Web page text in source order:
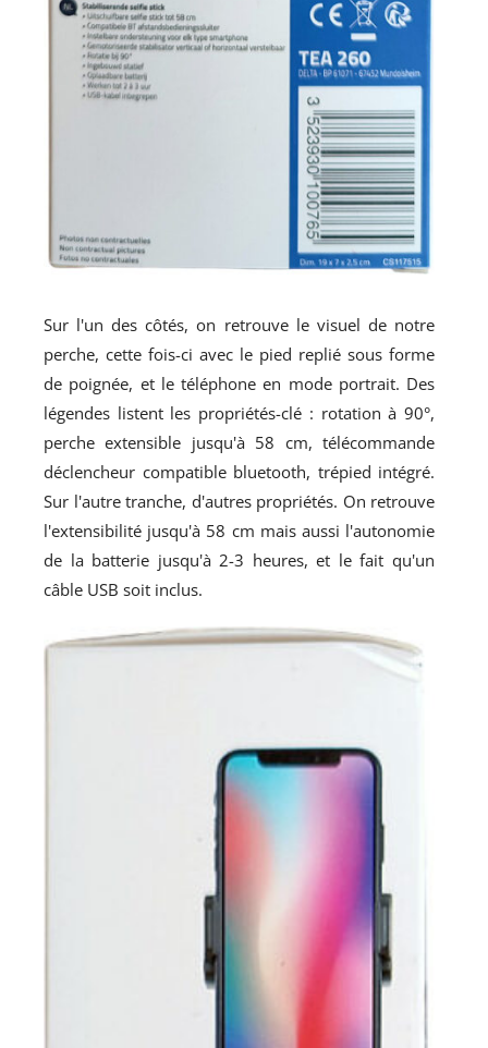
Sur l'un des côtés, on retrouve le visuel de notre
perche, cette fois-ci avec le pied replié sous forme
de poignée, et le téléphone en mode portrait. Des
légendes listent les propriétés-clé : rotation à 90°,
perche extensible jusqu'à 58 cm, télécommande
déclencheur compatible bluetooth, trépied intégré.
Sur l'autre tranche, d'autres propriétés. On retrouve
l'extensibilité jusqu'à 58 cm mais aussi l'autonomie
de la batterie jusqu'à 2-3 heures, et le fait qu'un
câble USB soit inclus.